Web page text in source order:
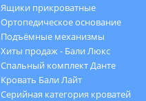
Ящики прикроватные
Ортопедическое основание
Подъёмные механизмы
Хиты продаж - Бали Люкс
Спальный комплект Данте
Кровать Бали Лайт
Серийная категория кроватей